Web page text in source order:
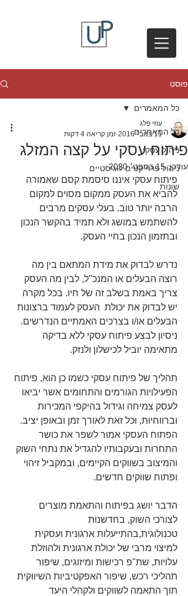
פוסט
כל המאמרים
ניהול עסקי
ניהול פרוייקטים לוגיסטיים
שונות
כל המאמרים
פיתוח עסקי על קצה המזלג
עוזי פלג
11 בנוב׳ 2016
זמן קריאה 4 דקות
עודכן:15 בספט׳ 2020
פיתוח עסקי איננו סיסמת קסם שאמורה
להביא את העסק ממקום מסוים למקום
הרבה יותר טוב. בעלי עסקים מרבים
להשתמש במושג ולא תמיד בהקשר הנכון
ובתזמון הנכון בחיי העסק.
נדרש לבדוק את מידת המתאם בין מה
רוצה הבעלים או המנכ"ל, לבין מה העסק
צריך באמת בשלב זה של חיו. בכל מקרה
יש לבדוק את יכולת  העסק לעמוד ברצונות
הבעלים או/ו בצרכים האמתיים הנדרשים.
ניסיון לבצע פיתוח עסקי ללא בדיקה
מתאימה יוביל לכישלון ולנזק.
תהליך של פיתוח עסקי כשמו כן הוא, פיתוח
הפעילויות הגורמים והתחומים אשר יביאו
לעסק צמיחה וגידול בהיקפי המכירות
וברווחיות, וכל זאת לאורך זמן ובאופן יציב.
הפתוח העסקי אמור לשפר את כושר
התחרות ובעקבותיו להגדיל את נתחי השוק
והמיצוב בשווקים הקיימים, ובמקביל זיהוי
ופתוח שווקים חדשים.
הדבר יושג בפיתוח והתאמת מוצרים
לצורכי השוק, בחדשנות
טכנולוגית,בהתייעלות ארגונית ועסקית
למיצוי מרבי של יכולת ארגונית ולהוזלת
עלויות, שת"פ רכישות ומיזוגים, שיפור
תהליכי רכש, שיפור האפקטיביות השיווקית
תוך התאמה לשווקים ולקהלי היעד